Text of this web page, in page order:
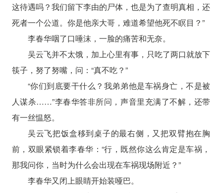
这待遇吗？我们留下李由的尸体，也是为了查明真相，还
死者一个公道。你是他亲大哥，难道希望他死不瞑目？”
李春华咽了口唾沫，一脸的痛苦和无奈。
吴云飞并不太饿，加上心里有事，只吃了两口就放下
筷子，努了努嘴，问：“真不吃？”
“你们到底要干什么？我弟弟他是车祸身亡，不是被
人谋杀……”李春华答非所问，声音里充满了不解，还带
有一丝愠怒。
吴云飞把饭盒移到桌子的最右侧，又把双臂抱在胸
前，双眼紧锁着李春华：“行，既然你这么肯定是车祸，
那我问你，当时为什么会出现在车祸现场附近？”
李春华又闭上眼睛开始装哑巴。